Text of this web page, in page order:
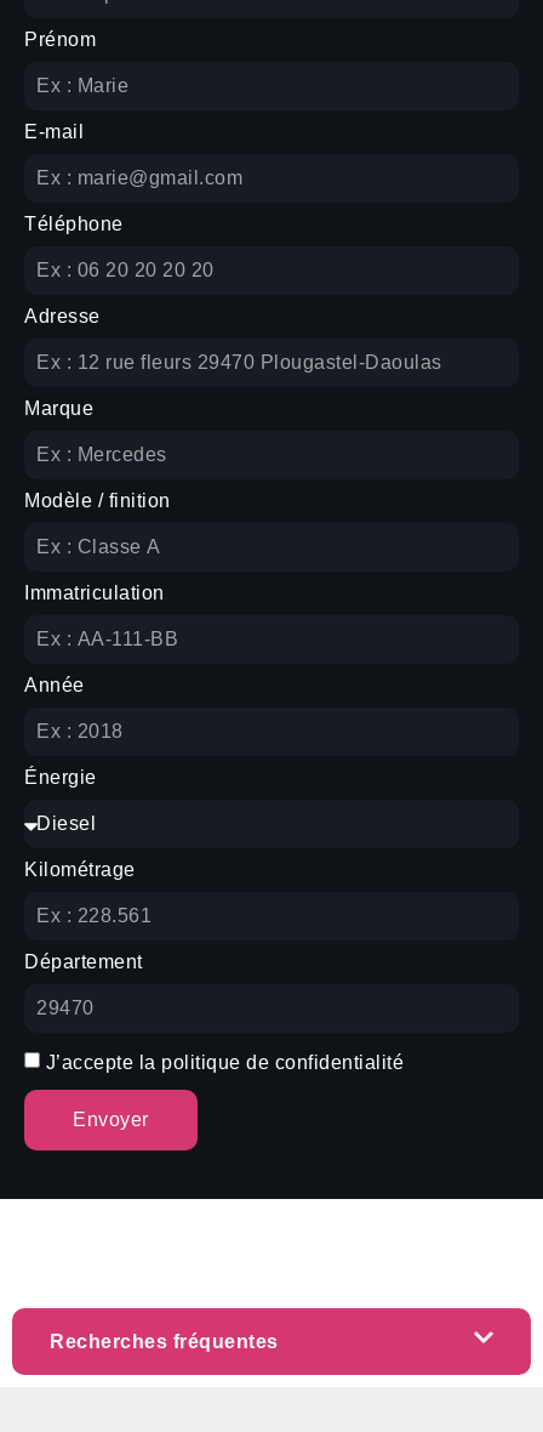
Prénom
E-mail
Téléphone
Adresse
Marque
Modèle / finition
Immatriculation
Année
Énergie
Kilométrage
Département
J’accepte la politique de confidentialité
Envoyer
Recherches fréquentes